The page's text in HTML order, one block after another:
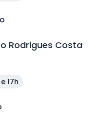
Rodrigues Costa
17h